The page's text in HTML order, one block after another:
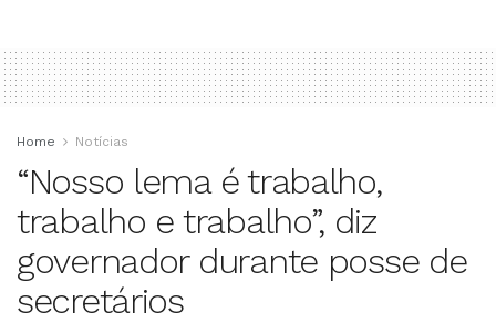
Home Notícias
“Nosso lema é trabalho,
trabalho e trabalho”, diz
governador durante posse de
secretários